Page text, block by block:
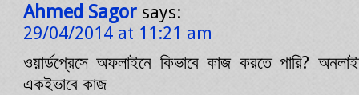
Ahmed Sagor says:
29/04/2014 at 11:21 am
ওয়ার্ডপ্রেসে অফলাইনে কিভাবে কাজ করতে পারি?
একইভাবে কাজ